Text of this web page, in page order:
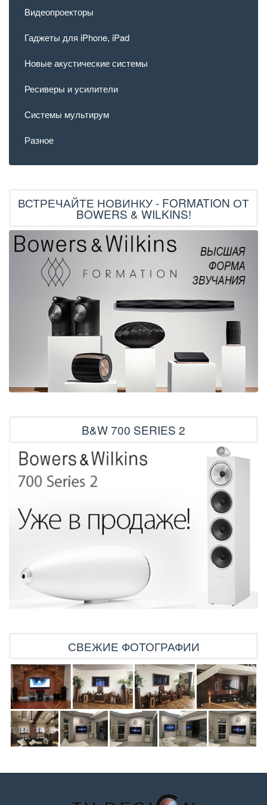
Видеопроекторы
Гаджеты для iPhone, iPad
Новые акустические системы
Ресиверы и усилители
Системы мультирум
Разное
ВСТРЕЧАЙТЕ НОВИНКУ - FORMATION ОТ
BOWERS & WILKINS!
B&W 700 SERIES 2
СВЕЖИЕ ФОТОГРАФИИ